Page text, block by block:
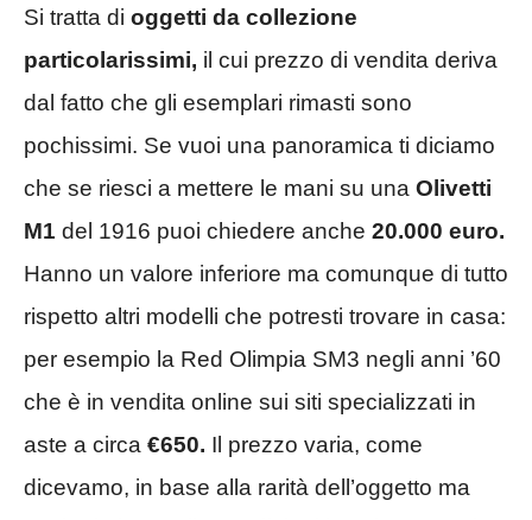
Si tratta di oggetti da collezione
particolarissimi, il cui prezzo di vendita deriva
dal fatto che gli esemplari rimasti sono
pochissimi. Se vuoi una panoramica ti diciamo
che se riesci a mettere le mani su una Olivetti
M1 del 1916 puoi chiedere anche 20.000 euro.
Hanno un valore inferiore ma comunque di tutto
rispetto altri modelli che potresti trovare in casa:
per esempio la Red Olimpia SM3 negli anni ’60
che è in vendita online sui siti specializzati in
aste a circa €650. Il prezzo varia, come
dicevamo, in base alla rarità dell’oggetto ma